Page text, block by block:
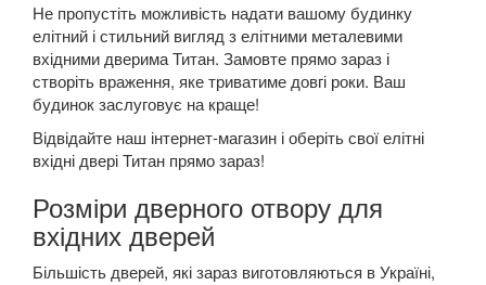
Не пропустіть можливість надати вашому будинку
елітний і стильний вигляд з елітними металевими
вхідними дверима Титан. Замовте прямо зараз і
створіть враження, яке триватиме довгі роки. Ваш
будинок заслуговує на краще!
Відвідайте наш інтернет-магазин і оберіть свої елітні
вхідні двері Титан прямо зараз!
Розміри дверного отвору для
вхідних дверей
Більшість дверей, які зараз виготовляються в Україні,